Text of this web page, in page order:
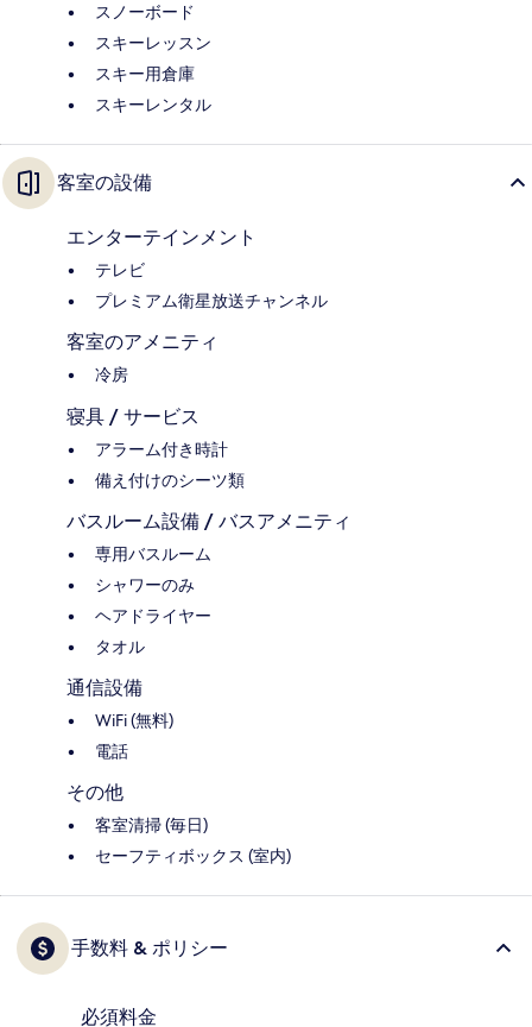
スノーボード
スキーレッスン
スキー用倉庫
スキーレンタル
客室の設備
エンターテインメント
テレビ
プレミアム衛星放送チャンネル
客室のアメニティ
冷房
寝具 / サービス
アラーム付き時計
備え付けのシーツ類
バスルーム設備 / バスアメニティ
専用バスルーム
シャワーのみ
ヘアドライヤー
タオル
通信設備
WiFi (無料)
電話
その他
客室清掃 (毎日)
セーフティボックス (室内)
手数料 & ポリシー
必須料金